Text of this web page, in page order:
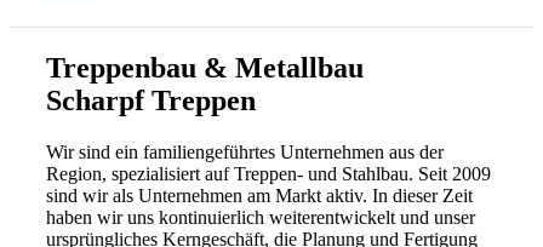
Treppenbau & Metallbau
Scharpf Treppen
Wir sind ein familiengeführtes Unternehmen aus der
Region, spezialisiert auf Treppen- und Stahlbau. Seit 2009
sind wir als Unternehmen am Markt aktiv. In dieser Zeit
haben wir uns kontinuierlich weiterentwickelt und unser
ursprüngliches Kerngeschäft, die Planung und Fertigung